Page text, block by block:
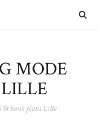
MODE
& bons plans Lille